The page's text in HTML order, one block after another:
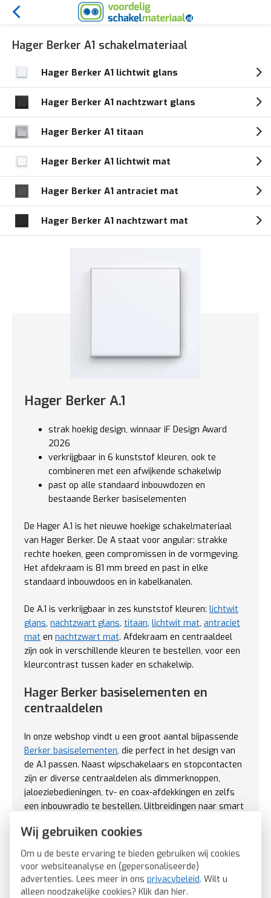
Wij gebruiken cookies
Om u de beste ervaring te bieden gebruiken wij cookies
voor websiteanalyse en (gepersonaliseerde)
advertenties. Lees meer in ons privacybeleid. Wilt u
alleen noodzakelijke cookies? Klik dan hier.
Hager Berker A1 schakelmateriaal
Hager Berker A1 lichtwit glans
Hager Berker A1 nachtzwart glans
Hager Berker A1 titaan
Hager Berker A1 lichtwit mat
Hager Berker A1 antraciet mat
Hager Berker A1 nachtzwart mat
Hager Berker A.1
strak hoekig design, winnaar iF Design Award
2026
verkrijgbaar in 6 kunststof kleuren, ook te
combineren met een afwijkende schakelwip
past op alle standaard inbouwdozen en
bestaande Berker basiselementen
De Hager A.1 is het nieuwe hoekige schakelmateriaal
van Hager Berker. De A staat voor angular: strakke
rechte hoeken, geen compromissen in de vormgeving.
Het afdekraam is 81 mm breed en past in elke
standaard inbouwdoos en in kabelkanalen.
De A.1 is verkrijgbaar in zes kunststof kleuren: lichtwit
glans, nachtzwart glans, titaan, lichtwit mat, antraciet
mat en nachtzwart mat. Afdekraam en centraaldeel
zijn ook in verschillende kleuren te bestellen, voor een
kleurcontrast tussen kader en schakelwip.
Hager Berker basiselementen en
centraaldelen
In onze webshop vindt u een groot aantal bijpassende
Berker basiselementen, die perfect in het design van
de A.1 passen. Naast wipschakelaars en stopcontacten
zijn er diverse centraaldelen als dimmerknoppen,
jaloeziebedieningen, tv- en coax-afdekkingen en zelfs
een inbouwradio te bestellen. Uitbreidingen naar smart
assortiment af.
Past op bestaande Berker installaties
De A.1-afdekramen passen op alle bestaande Berker